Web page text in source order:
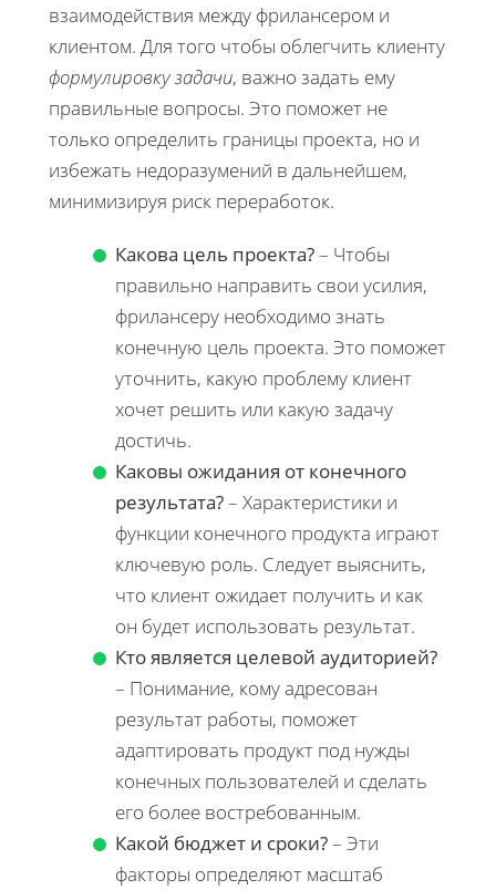
взаимодействия между фрилансером и
клиентом. Для того чтобы облегчить клиенту
формулировку задачи, важно задать ему
правильные вопросы. Это поможет не
только определить границы проекта, но и
избежать недоразумений в дальнейшем,
минимизируя риск переработок.
Какова цель проекта?– Чтобы
правильно направить свои усилия,
фрилансеру необходимо знать
конечную цель проекта. Это поможет
уточнить, какую проблему клиент
хочет решить или какую задачу
достичь.
Каковы ожидания от конечного
результата?– Характеристики и
функции конечного продукта играют
ключевую роль. Следует выяснить,
что клиент ожидает получить и как
он будет использовать результат.
Кто является целевой аудиторией?
– Понимание, кому адресован
результат работы, поможет
адаптировать продукт под нужды
конечных пользователей и сделать
его более востребованным.
Какой бюджет и сроки?– Эти
факторы определяют масштаб